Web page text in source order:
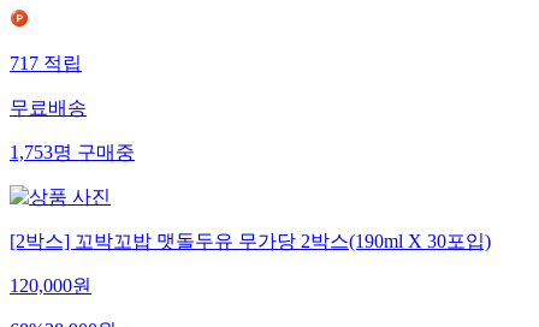
717적립
무료배송
1,753명구매중
[2박스] 꼬박꼬밥 맷돌두유 무가당 2박스(190ml X 30포입)
120,000원